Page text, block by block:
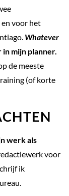
voor het
Whatever
in mijn planner.
de meeste
(of korte
werk als
voor
ik